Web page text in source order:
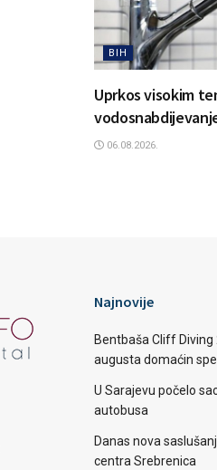
BIH
Uprkos visokim
06.08.2026.
Najnovije
Bentbaša Cliff Diving
augusta domaćin
U Sarajevu počelo
autobusa
Danas nova
centra Srebrenica